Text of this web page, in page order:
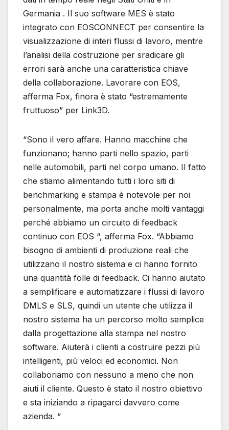
Germania . Il suo software MES è stato
integrato con EOSCONNECT per consentire la
visualizzazione di interi flussi di lavoro, mentre
l’analisi della costruzione per sradicare gli
errori sarà anche una caratteristica chiave
della collaborazione. Lavorare con EOS,
afferma Fox, finora è stato “estremamente
fruttuoso” per Link3D.
“Sono il vero affare. Hanno macchine che
funzionano; hanno parti nello spazio, parti
nelle automobili, parti nel corpo umano. Il fatto
che stiamo alimentando tutti i loro siti di
benchmarking e stampa è notevole per noi
personalmente, ma porta anche molti vantaggi
perché abbiamo un circuito di feedback
continuo con EOS “, afferma Fox. “Abbiamo
bisogno di ambienti di produzione reali che
utilizzano il nostro sistema e ci hanno fornito
una quantità folle di feedback. Ci hanno aiutato
a semplificare e automatizzare i flussi di lavoro
DMLS e SLS, quindi un utente che utilizza il
nostro sistema ha un percorso molto semplice
dalla progettazione alla stampa nel nostro
software. Aiuterà i clienti a costruire pezzi più
intelligenti, più veloci ed economici. Non
collaboriamo con nessuno a meno che non
aiuti il ​​cliente. Questo è stato il nostro obiettivo
e sta iniziando a ripagarci davvero come
azienda. “